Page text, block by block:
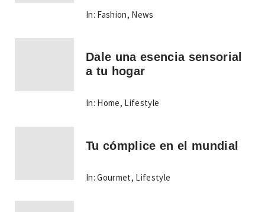
In: Fashion, News
Dale una esencia sensorial
a tu hogar
In: Home, Lifestyle
Tu cómplice en el mundial
In: Gourmet, Lifestyle